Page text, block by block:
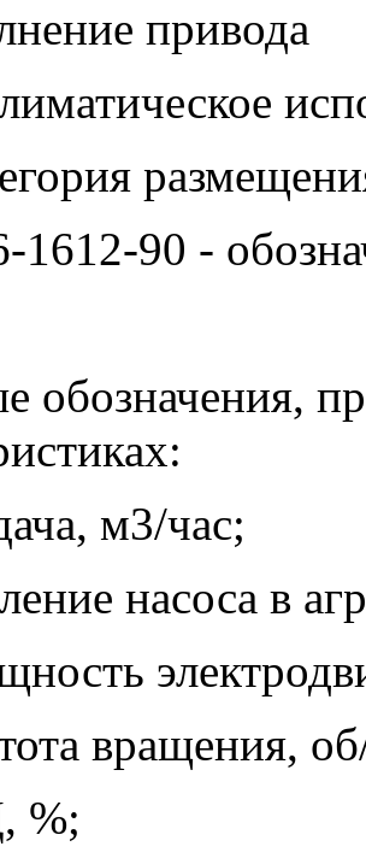
привода
90 -
обозначения,
м3/час;
насоса в
вращения,
%;